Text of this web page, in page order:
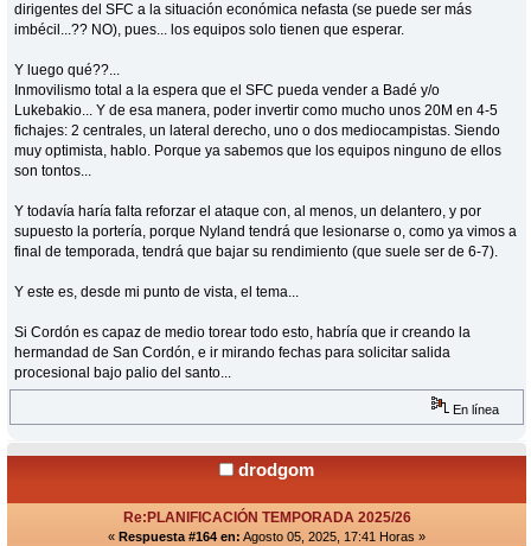
dirigentes del SFC a la situación económica nefasta (se puede ser más
imbécil...?? NO), pues... los equipos solo tienen que esperar.
Y luego qué??...
Inmovilismo total a la espera que el SFC pueda vender a Badé y/o
Lukebakio... Y de esa manera, poder invertir como mucho unos 20M en 4-5
fichajes: 2 centrales, un lateral derecho, uno o dos mediocampistas. Siendo
muy optimista, hablo. Porque ya sabemos que los equipos ninguno de ellos
son tontos...
Y todavía haría falta reforzar el ataque con, al menos, un delantero, y por
supuesto la portería, porque Nyland tendrá que lesionarse o, como ya vimos a
final de temporada, tendrá que bajar su rendimiento (que suele ser de 6-7).
Y este es, desde mi punto de vista, el tema...
Si Cordón es capaz de medio torear todo esto, habría que ir creando la
hermandad de San Cordón, e ir mirando fechas para solicitar salida
procesional bajo palio del santo...
En línea
drodgom
Re:PLANIFICACIÓN TEMPORADA 2025/26
« Respuesta #164 en: Agosto 05, 2025, 17:41 Horas »